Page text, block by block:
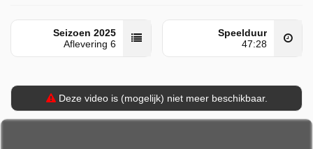
Seizoen 2025
Aflevering 6
Speelduur
47:28
Deze video is (mogelijk) niet meer beschikbaar.